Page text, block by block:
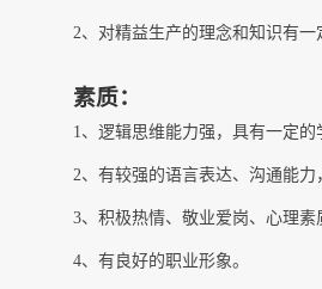
2、对精益生产的理念和知识有一
素质：
1、逻辑思维能力强，具有一定
2、有较强的语言表达、沟通能
3、积极热情、敬业爱岗、心理
4、有良好的职业形象。